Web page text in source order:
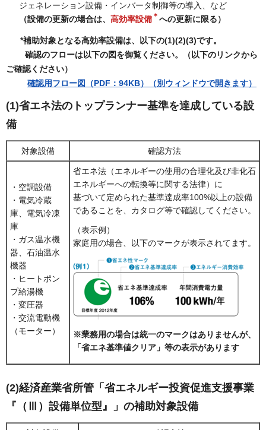
ジェネレーション設備・インバータ制御等の導入、など
（設備の更新の場合は、 高効率設備 ＊ への更新に限る）
*補助対象となる高効率設備は、以下の(1)(2)(3)です。
確認のフローは以下の図を御覧ください。（以下のリンクから
ご確認ください）
確認用フロー図（PDF：94KB）（別ウィンドウで開きます）
(1)省エネ法のトップランナー基準を達成している設
備
対象設備 確認方法
・空調設備
・電気冷蔵
庫、電気冷凍
庫
・ガス温水機
器、石油温水
機器
・ヒートポン
プ給湯機
・変圧器
・交流電動機
（モーター）
省エネ法（エネルギーの使用の合理化及び非化石
エネルギーへの転換等に関する法律）に
基づいて定められた基準達成率100%以上の設備
であることを、カタログ等で確認してください。
（表示例）
家庭用の場合、以下のマークが表示されてます。
※業務用の場合は統一のマークはありませんが、
「省エネ基準値クリア」等の表示があります
(2)経済産業省所管「省エネルギー投資促進支援事業
『（Ⅲ）設備単位型』」の補助対象設備